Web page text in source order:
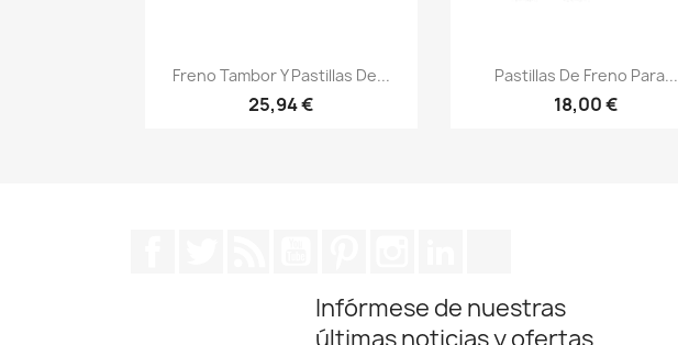
Vista rápida
Freno Tambor Y Pastillas De...
25,94 €
Vista rápida
Pastillas De Freno Para...
18,00 €
Infórmese de nuestras
últimas noticias y ofertas